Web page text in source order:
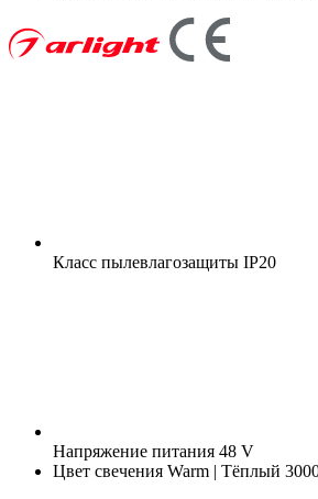
Класс пылевлагозащиты IP20
Напряжение питания 48 V
Цвет свечения Warm | Тёплый